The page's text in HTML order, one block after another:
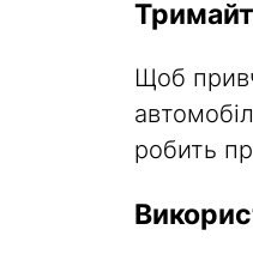
Щоб
робить